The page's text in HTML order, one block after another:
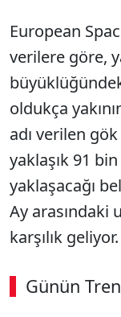
European
verilere göre,
oldukça
adı verilen
yaklaşık 91
yaklaşacağı
Ay arasındaki
karşılık geliyor.
Günün